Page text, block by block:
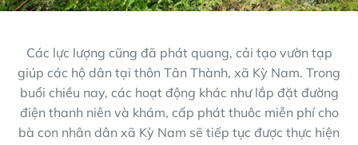
Các lực lượng cũng đã phát quang, cải tạo vườn tạp
giúp các hộ dân tại thôn Tân Thành, xã Kỳ Nam. Trong
buổi chiều nay, các hoạt động khác như lắp đặt đường
điện thanh niên và khám, cấp phát thuôc miễn phí cho
bà con nhân dân xã Kỳ Nam sẽ tiếp tục được thực hiện